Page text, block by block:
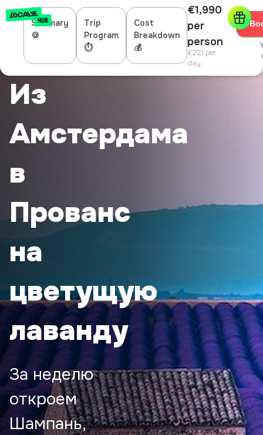
Из
Амстердама
в
Прованс
на
цветущую
лаванду
За неделю
откроем
Шампань,
Summary
🍪
Trip
Program
⏱
Cost
Breakdown
💰
€1,990
per
person
€221 per
day